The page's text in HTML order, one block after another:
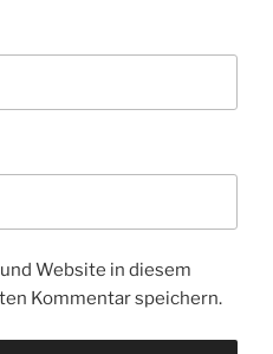
Website in diesem
Kommentar speichern.